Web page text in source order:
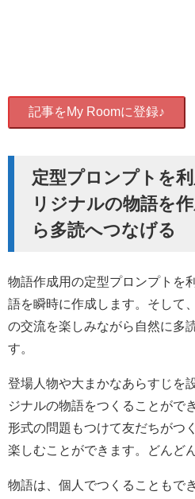
記事をMy Roomに登録♪
定型プロンプトを
リジナルの物語を
ら多読へつなげる
物語作成用の定型プロンプトを
語を瞬時に作成します。そして
の交流を楽しみながら自然に多
す。
登場人物や大まかなあらすじを
ジナルの物語をつくることがで
形式の問題もつけて友だちがつ
楽しむことができます。どんど
物語は、個人でつくることもで